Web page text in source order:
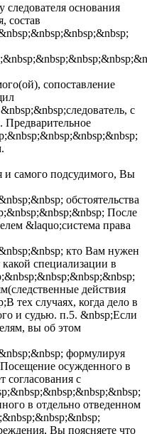
основания
состав
сопоставление
с
Предварительное
и самого подсудимого, Вы
обстоятельства
После
&laquo;система права
кто Вам нужен
специализации в
действия
тех случаях, когда дело в
и судью. п.5. &nbsp;Если
вы об этом
формулируя
Посещение осужденного в
с
в отдельно отведенном
Вы поясняете что